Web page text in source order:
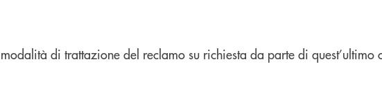
di trattazione del reclamo su richiesta da parte di